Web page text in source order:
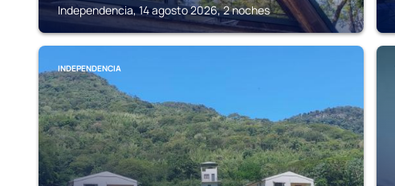
Independencia, 14 agosto 2026, 2 noches
INDEPENDENCIA